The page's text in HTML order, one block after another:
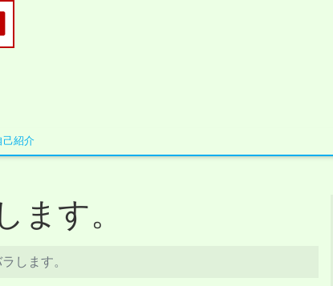
己紹介
ます。
します。